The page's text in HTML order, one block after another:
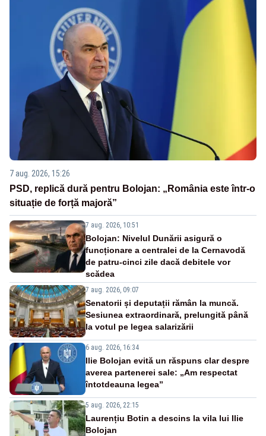
7 aug. 2026, 15:26
PSD, replică dură pentru Bolojan: „România este într-o
situație de forță majoră”
7 aug. 2026, 10:51
Bolojan: Nivelul Dunării asigură o
funcționare a centralei de la Cernavodă
de patru-cinci zile dacă debitele vor
scădea
7 aug. 2026, 09:07
Senatorii și deputații rămân la muncă.
Sesiunea extraordinară, prelungită până
la votul pe legea salarizării
6 aug. 2026, 16:34
Ilie Bolojan evită un răspuns clar despre
averea partenerei sale: „Am respectat
întotdeauna legea”
5 aug. 2026, 22:15
Laurențiu Botin a descins la vila lui Ilie
Bolojan